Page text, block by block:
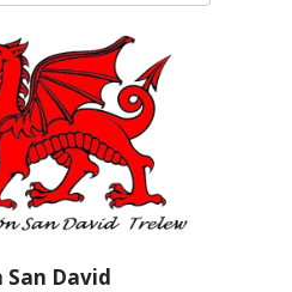
San David